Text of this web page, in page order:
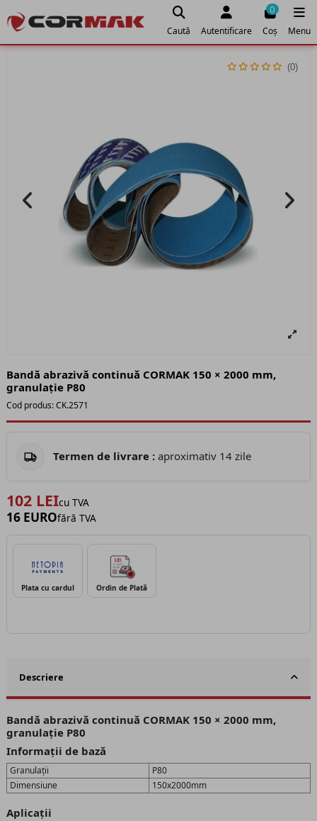
Caută Autentificare
0
Coș Menu
Bandă abrazivă continuă CORMAK 150 × 2000 mm,
granulație P80
(0)
Cod produs:CK.2571
Termen de livrare : aproximativ 14 zile
102 LEIcu TVA
16 EUROfără TVA
Plata cu cardul Ordin de Plată
Descriere
Bandă abrazivă continuă CORMAK 150 × 2000 mm,
granulație P80
Informații de bază
Granulații
P80
Dimensiune
150x2000mm
Aplicații